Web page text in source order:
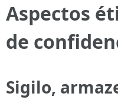
Aspectos
de
Sigilo,